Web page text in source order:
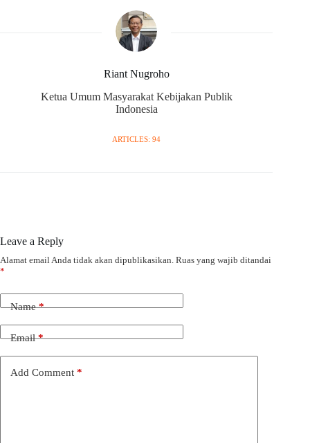
Riant Nugroho
Ketua Umum Masyarakat Kebijakan Publik
Indonesia
ARTICLES: 94
Leave a Reply
Alamat email Anda tidak akan dipublikasikan. Ruas yang wajib ditandai
*
Name*
Email*
Add Comment *